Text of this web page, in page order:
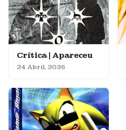
Crítica | Apareceu
24 Abril, 2026